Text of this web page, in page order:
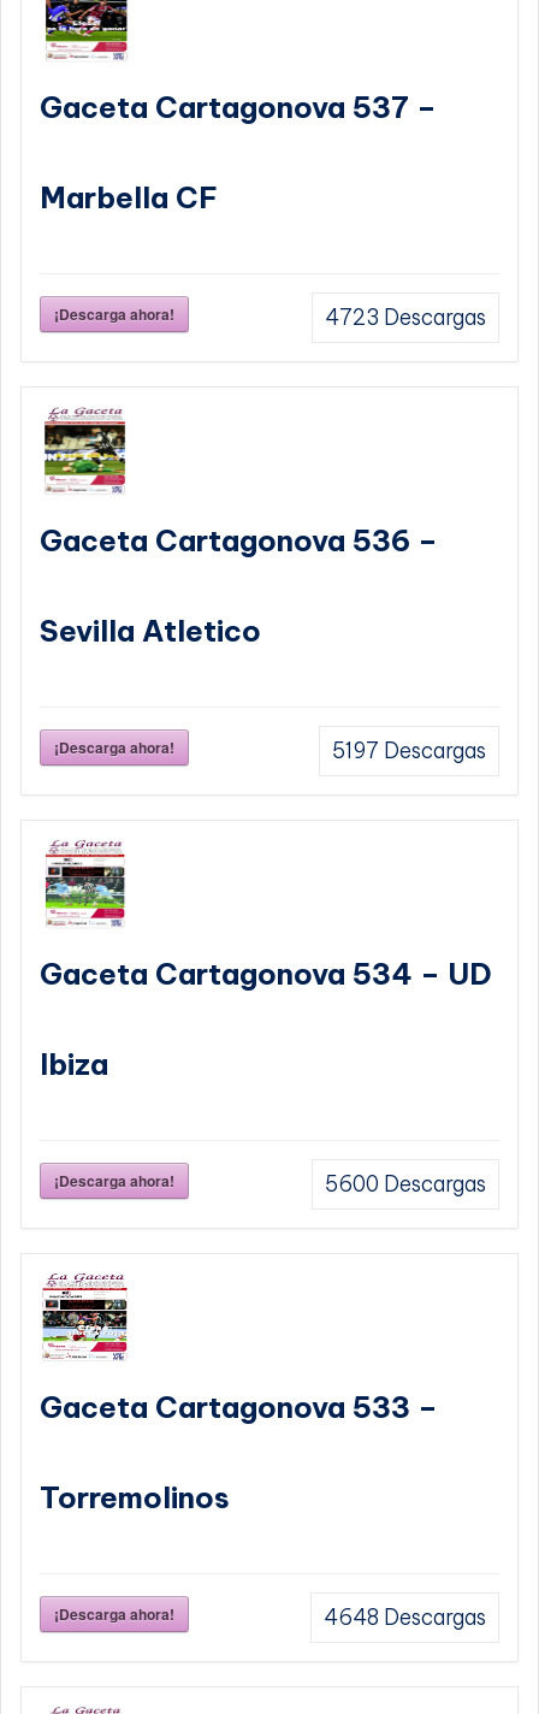
Gaceta Cartagonova 537 –
Marbella CF
¡Descarga ahora! 4723 Descargas
Gaceta Cartagonova 536 –
Sevilla Atletico
¡Descarga ahora! 5197 Descargas
Gaceta Cartagonova 534 – UD
Ibiza
¡Descarga ahora! 5600 Descargas
Gaceta Cartagonova 533 –
Torremolinos
¡Descarga ahora! 4648 Descargas